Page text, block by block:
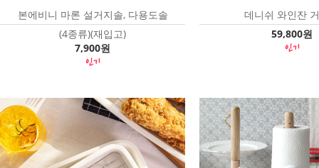
본에비니 마론 설거지솔, 다용도솔
(4종류)(재입고)
7,900원
데니쉬 와인잔
59,800원